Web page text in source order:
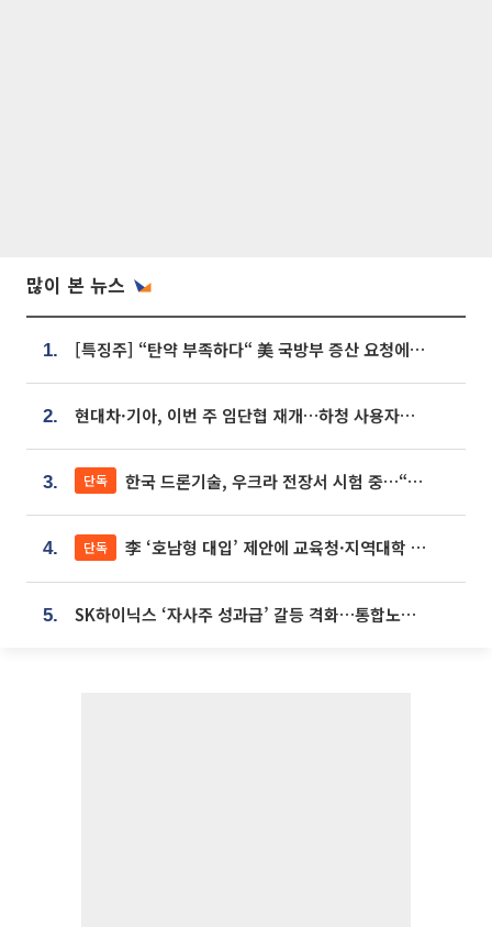
많이 본 뉴스
1. [특징주] “탄약 부족하다“ 美 국방부 증산 요청에⋯국내 방산주 급등세
2. 현대차·기아, 이번 주 임단협 재개…하청 사용자성 재심도 ‘변수’
3. 단독 한국 드론기술, 우크라 전장서 시험 중…“스타트업 여러 곳 참여”
4. 단독 李 ‘호남형 대입’ 제안에 교육청·지역대학 서·논술형 입시 연계 '착수'
5. SK하이닉스 ‘자사주 성과급’ 갈등 격화…통합노조 출범 움직임